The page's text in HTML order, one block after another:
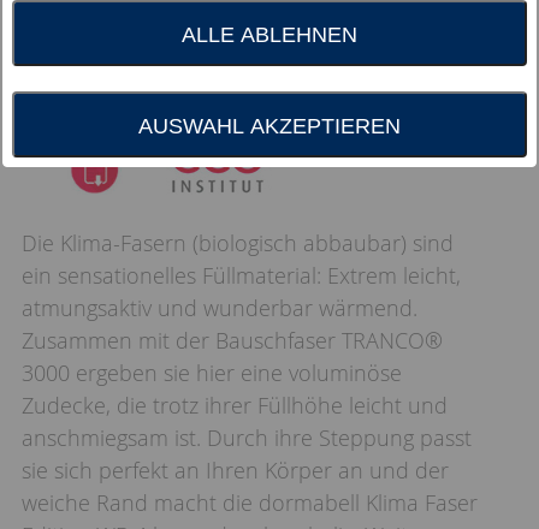
Die Klima-Fasern (biologisch abbaubar) sind
ein sensationelles Füllmaterial: Extrem leicht,
atmungsaktiv und wunderbar wärmend.
Zusammen mit der Bauschfaser TRANCO®
3000 ergeben sie hier eine voluminöse
Zudecke, die trotz ihrer Füllhöhe leicht und
anschmiegsam ist. Durch ihre Steppung passt
sie sich perfekt an Ihren Körper an und der
weiche Rand macht die dormabell Klima Faser
ALLE ABLEHNEN
AUSWAHL AKZEPTIEREN